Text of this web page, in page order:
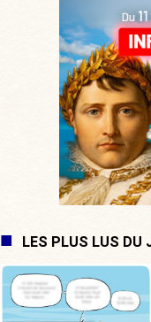
LES PLUS LUS DU